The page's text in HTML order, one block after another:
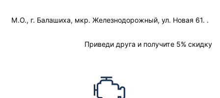
М.О., г. Балашиха, мкр. Железнодорожный, ул. Новая 61. .
Приведи друга и получите 5% скидку